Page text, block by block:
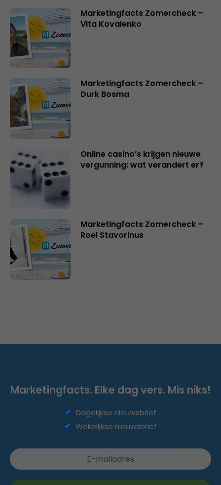
Marketingfacts Zomercheck –
Vita Kovalenko
Marketingfacts Zomercheck –
Durk Bosma
Online casino’s krijgen nieuwe
vergunning: wat verandert er?
Marketingfacts Zomercheck –
Roel Stavorinus
Marketingfacts. Elke dag vers. Mis niks!
Dagelijkse nieuwsbrief
Wekelijkse nieuwsbrief